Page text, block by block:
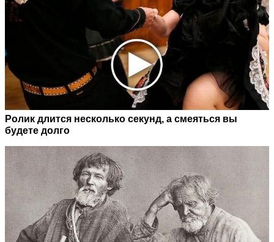
Ролик длится несколько секунд, а смеяться вы
будете долго